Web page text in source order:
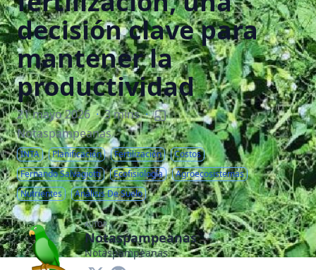
decisión clave para
mantener la
productividad
21 mayo 2026 · 3 mins ·
Notaspampeanas
INTA Planificación Fertilización
Costos
Fernando Salvagiotti
Ecofisiología
Agroecosistemas
Nutrientes
Análisis De Suelo
AUTOR
Notaspampeanas
Notaspampeanas